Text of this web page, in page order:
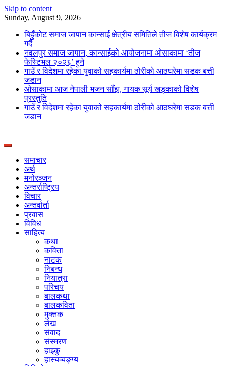
Skip to content
Sunday, August 9, 2026
बिहुँकोट समाज जापान कान्साई क्षेत्रीय समितिले तीज विशेष कार्यक्रम
गर्दै
नवलपुर समाज जापान, कान्साईको आयोजनामा ओसाकामा ‘तीज
फेस्टिभल २०२६’ हुने
गाउँ र विदेशमा रहेका युवाको सहकार्यमा ठोरीको आठघरेमा सडक बत्ती
जडान
ओसाकामा आज नेपाली भजन साँझ, गायक सूर्य खड्काको विशेष
प्रस्तुति
गाउँ र विदेशमा रहेका युवाको सहकार्यमा ठोरीको आठघरेमा सडक बत्ती
जडान
Deepshree Online
News Portal from Nepal
समाचार
अर्थ
मनोरञ्जन
अन्तर्राष्ट्रिय
विचार
अन्तर्वार्ता
प्रवास
विविध
साहित्य
कथा
कविता
नाटक
निबन्ध
नियात्रा
परिचय
बालकथा
बालकविता
मुक्तक
लेख
संवाद
संस्मरण
हाइकु
हास्यव्यङ्ग्य